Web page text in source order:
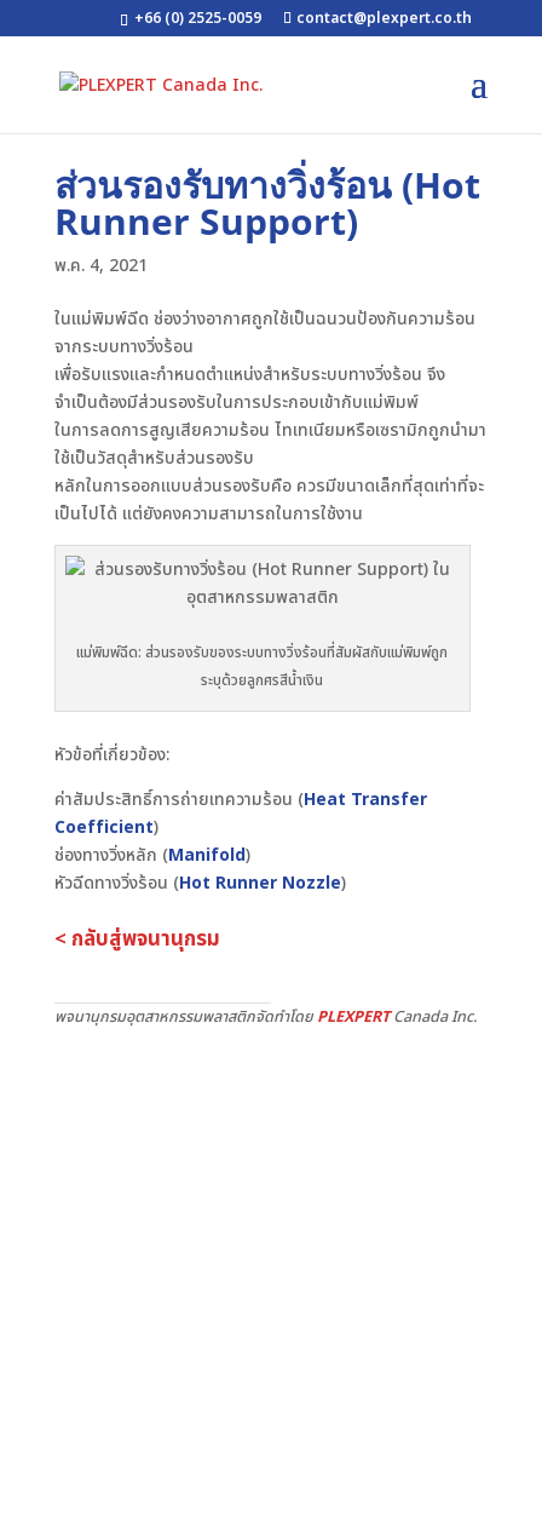
+66 (0) 2525-0059 contact@plexpert.co.th
ส่วนรองรับทางวิ่งร้อน (Hot
Runner Support)
พ.ค. 4, 2021
ในแม่พิมพ์ฉีด ช่องว่างอากาศถูกใช้เป็นฉนวนป้องกันความร้อน
จากระบบทางวิ่งร้อน
เพื่อรับแรงและกำหนดตำแหน่งสำหรับระบบทางวิ่งร้อน จึง
จำเป็นต้องมีส่วนรองรับในการประกอบเข้ากับแม่พิมพ์
ในการลดการสูญเสียความร้อน ไทเทเนียมหรือเซรามิกถูกนำมา
ใช้เป็นวัสดุสำหรับส่วนรองรับ
หลักในการออกแบบส่วนรองรับคือ ควรมีขนาดเล็กที่สุดเท่าที่จะ
เป็นไปได้ แต่ยังคงความสามารถในการใช้งาน
แม่พิมพ์ฉีด: ส่วนรองรับของระบบทางวิ่งร้อนที่สัมผัสกับแม่พิมพ์ถูก
ระบุด้วยลูกศรสีน้ำเงิน
หัวข้อที่เกี่ยวข้อง:
ค่าสัมประสิทธิ์การถ่ายเทความร้อน (Heat Transfer
Coefficient)
ช่องทางวิ่งหลัก (Manifold)
หัวฉีดทางวิ่งร้อน (Hot Runner Nozzle)
< กลับสู่พจนานุกรม
พจนานุกรมอุตสาหกรรมพลาสติกจัดทำโดยPLEXPERTCanada Inc.